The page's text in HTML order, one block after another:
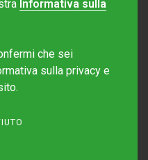
SA
Redesign
Informativa sulla
che sei
sulla privacy e